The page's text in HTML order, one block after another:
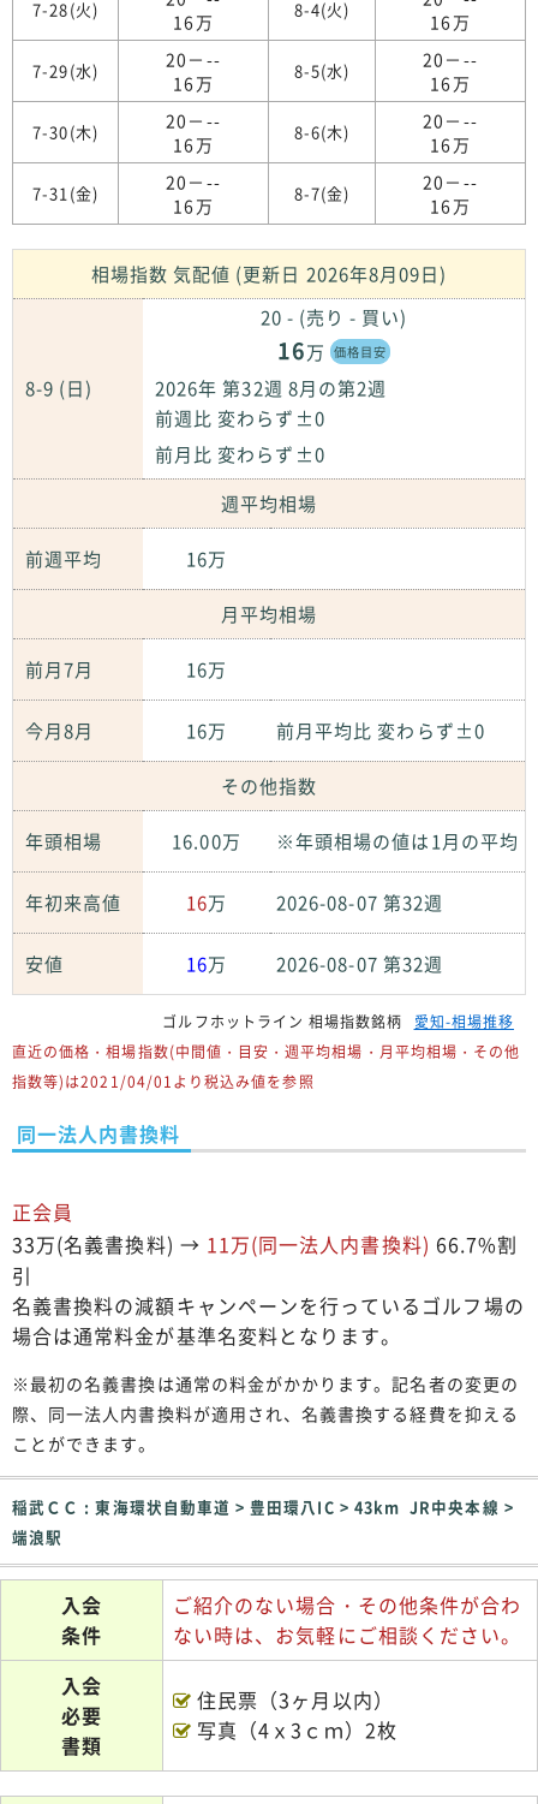
7-28(火)
16万
7-29(水)
20－--
16万
7-30(木)
20－--
16万
7-31(金)
20－--
16万
8-4(火)
16万
8-5(水)
20－--
16万
8-6(木)
20－--
16万
8-7(金)
20－--
16万
相場指数 気配値 (更新日 2026年8月09日)
8-9 (日)
20 - (売り - 買い)
16万 価格目安
2026年 第32週 8月の第2週
前週比 変わらず±0
前月比 変わらず±0
週平均相場
前週平均 16万
月平均相場
前月7月 16万
今月8月 16万 前月平均比 変わらず±0
その他指数
年頭相場 16.00万 ※年頭相場の値は1月の平均
年初来高値 16万 2026-08-07 第32週
安値 16万 2026-08-07 第32週
ゴルフホットライン 相場指数銘柄
愛知-相場推移
直近の価格・相場指数(中間値・目安・週平均相場・月平均相場・その他
指数等)は2021/04/01より税込み値を参照
同一法人内書換料
正会員
33万(名義書換料) → 11万(同一法人内書換料) 66.7%割
引
名義書換料の減額キャンペーンを行っているゴルフ場の
場合は通常料金が基準名変料となります。
※最初の名義書換は通常の料金がかかります。記名者の変更の
際、同一法人内書換料が適用され、名義書換する経費を抑える
ことができます。
稲武ＣＣ : 東海環状自動車道 > 豊田環八IC > 43km JR中央本線 >
端浪駅
入会
条件
ご紹介のない場合・その他条件が合わ
ない時は、お気軽にご相談ください。
入会
必要
書類
住民票（3ヶ月以内）
写真（4ｘ3ｃｍ）2枚